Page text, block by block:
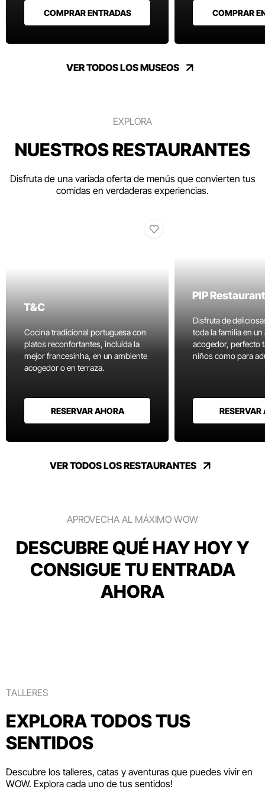
COMPRAR ENTRADAS COMPRAR
VER TODOS LOS MUSEOS
EXPLORA
NUESTROS RESTAURANTES
Disfruta de una variada oferta de menús que convierten tus
comidas en verdaderas experiencias.
T&C
Cocina tradicional portuguesa con
platos reconfortantes, incluida la
mejor francesinha, en un ambiente
acogedor o en terraza.
RESERVAR AHORA
PIP Restaurant
Disfruta de
toda la familia en
acogedor, perfecto
niños como para
RESERVAR
VER TODOS LOS RESTAURANTES
APROVECHA AL MÁXIMO WOW
DESCUBRE QUÉ HAY HOY Y
CONSIGUE TU ENTRADA
AHORA
TALLERES
EXPLORA TODOS TUS
SENTIDOS
Descubre los talleres, catas y aventuras que puedes vivir en
WOW. Explora cada uno de tus sentidos!